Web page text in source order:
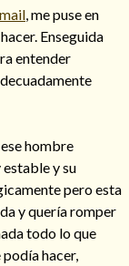
, me puse en
Enseguida
entender
hombre
y su
pero esta
y quería romper
todo lo que
hacer,